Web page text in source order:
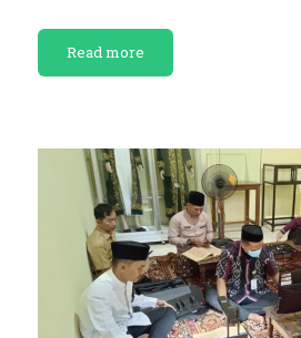
Read more